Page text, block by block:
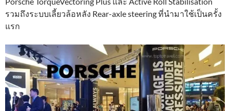
รวมถึงระบบเลี้ยวล้อหลัง Rear-axle steering ที่นำมาใช้เป็นครั้ง
แรก